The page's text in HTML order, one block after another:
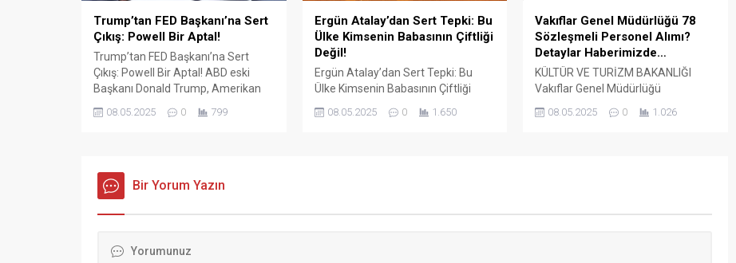
Trump’tan FED Başkanı’na Sert
Çıkış: Powell Bir Aptal!
Trump’tan FED Başkanı’na Sert
Çıkış: Powell Bir Aptal! ABD eski
Başkanı Donald Trump, Amerikan
Jerome Powell’ın faiz oranlarını
açıklamada Trump, “Çok geç.
Powell bir aptal, hiçbir fikri yok.
Onun dışında kendisini çok
08.05.2025 0 799
Ergün Atalay’dan Sert Tepki: Bu
Ülke Kimsenin Babasının Çiftliği
Değil!
Ergün Atalay’dan Sert Tepki: Bu
Ülke Kimsenin Babasının Çiftliği
Konfederasyonu (TÜRK-İŞ) Genel
gerçekleştirilen basın toplantısında
08.05.2025 0 1.650
Vakıflar Genel Müdürlüğü 78
Sözleşmeli Personel Alımı?
Detaylar Haberimizde…
KÜLTÜR VE TURİZM BAKANLIĞI
Vakıflar Genel Müdürlüğü
Genel Müdürlüğümüz Merkez ve
Esaslar” çerçevesinde sözlü sınavla
08.05.2025 0 1.026
Bir Yorum Yazın